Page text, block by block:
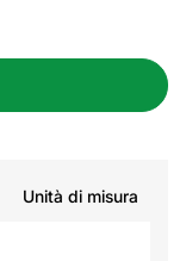
Unità di misura